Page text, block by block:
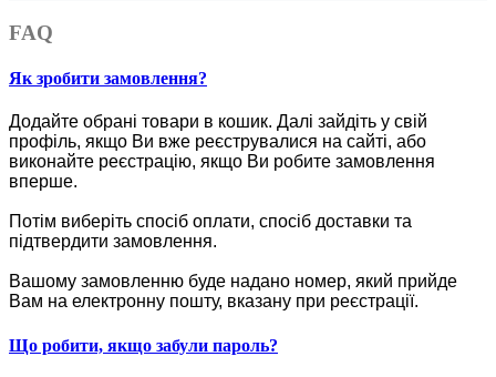
FAQ
Як зробити замовлення?
Додайте обрані товари в кошик. Далі зайдіть у свій
профіль, якщо Ви вже реєструвалися на сайті, або
виконайте реєстрацію, якщо Ви робите замовлення
вперше.
Потім виберіть спосіб оплати, спосіб доставки та
підтвердити замовлення.
Вашому замовленню буде надано номер, який прийде
Вам на електронну пошту, вказану при реєстрації.
Що робити, якщо забули пароль?